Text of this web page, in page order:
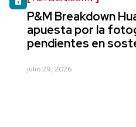
P&M Breakdown
apuesta por la
pendientes en
julio 29, 2026